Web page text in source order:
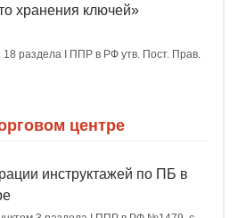
хранения ключей»
18 раздела I ППР в РФ утв. Пост. Прав.
центре
инструктажей по ПБ в